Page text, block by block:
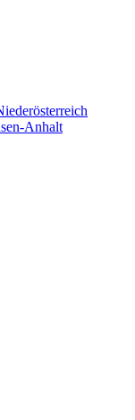
Anhalt